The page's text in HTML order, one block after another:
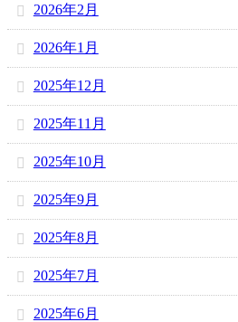
2026年2月
2026年1月
2025年12月
2025年11月
2025年10月
2025年9月
2025年8月
2025年7月
2025年6月